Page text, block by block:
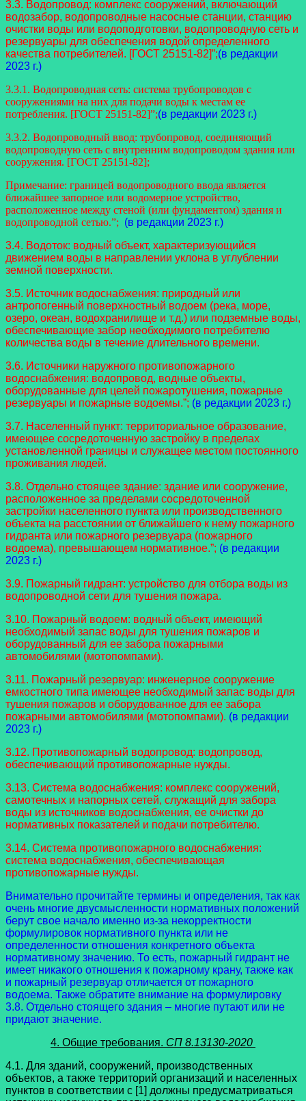
3.3. Водопровод: комплекс сооружений, включающий
водозабор, водопроводные насосные станции, станцию
очистки воды или водоподготовки, водопроводную сеть и
резервуары для обеспечения водой определенного
качества потребителей. [ГОСТ 25151-82]”;(в редакции
2023 г.)
3.3.1. Водопроводная сеть: система трубопроводов с
сооружениями на них для подачи воды к местам ее
потребления. [ГОСТ 25151-82]”;(в редакции 2023 г.)
3.3.2. Водопроводный ввод: трубопровод, соединяющий
водопроводную сеть с внутренним водопроводом здания или
сооружения. [ГОСТ 25151-82];
Примечание: границей водопроводного ввода является
ближайшее запорное или водомерное устройство,
расположенное между стеной (или фундаментом) здания и
водопроводной сетью.”; (в редакции 2023 г.)
3.4. Водоток: водный объект, характеризующийся
движением воды в направлении уклона в углублении
земной поверхности.
3.5. Источник водоснабжения: природный или
антропогенный поверхностный водоем (река, море,
озеро, океан, водохранилище и т.д.) или подземные воды,
обеспечивающие забор необходимого потребителю
количества воды в течение длительного времени.
3.6. Источники наружного противопожарного
водоснабжения: водопровод, водные объекты,
оборудованные для целей пожаротушения, пожарные
резервуары и пожарные водоемы.”; (в редакции 2023 г.)
3.7. Населенный пункт: территориальное образование,
имеющее сосредоточенную застройку в пределах
установленной границы и служащее местом постоянного
проживания людей.
3.8. Отдельно стоящее здание: здание или сооружение,
расположенное за пределами сосредоточенной
застройки населенного пункта или производственного
объекта на расстоянии от ближайшего к нему пожарного
гидранта или пожарного резервуара (пожарного
водоема), превышающем нормативное.”; (в редакции
2023 г.)
3.9. Пожарный гидрант: устройство для отбора воды из
водопроводной сети для тушения пожара.
3.10. Пожарный водоем: водный объект, имеющий
необходимый запас воды для тушения пожаров и
оборудованный для ее забора пожарными
автомобилями (мотопомпами).
3.11. Пожарный резервуар: инженерное сооружение
емкостного типа имеющее необходимый запас воды для
тушения пожаров и оборудованное для ее забора
пожарными автомобилями (мотопомпами). (в редакции
2023 г.)
3.12. Противопожарный водопровод: водопровод,
обеспечивающий противопожарные нужды.
3.13. Система водоснабжения: комплекс сооружений,
самотечных и напорных сетей, служащий для забора
воды из источников водоснабжения, ее очистки до
нормативных показателей и подачи потребителю.
3.14. Система противопожарного водоснабжения:
система водоснабжения, обеспечивающая
противопожарные нужды.
Внимательно прочитайте термины и определения, так как
очень многие двусмысленности нормативных положений
берут свое начало именно из-за некорректности
формулировок нормативного пункта или не
определенности отношения конкретного объекта
нормативному значению. То есть, пожарный гидрант не
имеет никакого отношения к пожарному крану, также как
и пожарный резервуар отличается от пожарного
водоема. Также обратите внимание на формулировку
3.8. Отдельно стоящего здания – многие путают или не
придают значение.
4. Общие требования. СП 8.13130-2020
4.1. Для зданий, сооружений, производственных
объектов, а также территорий организаций и населенных
пунктов в соответствии с [1] должны предусматриваться